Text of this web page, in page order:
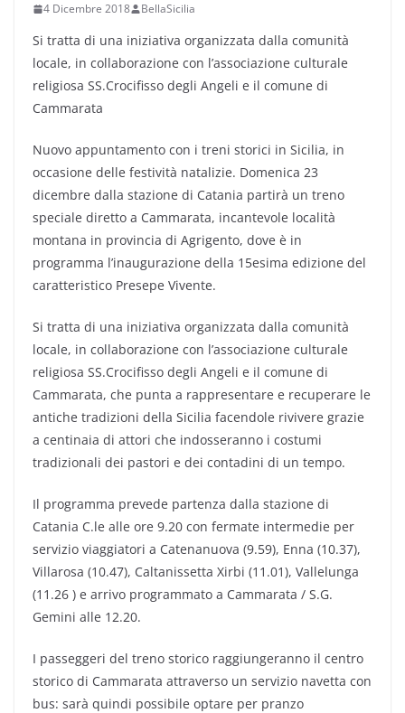
4 Dicembre 2018 BellaSicilia
Si tratta di una iniziativa organizzata dalla comunità
locale, in collaborazione con l’associazione culturale
religiosa SS.Crocifisso degli Angeli e il comune di
Cammarata
Nuovo appuntamento con i treni storici in Sicilia, in
occasione delle festività natalizie. Domenica 23
dicembre dalla stazione di Catania partirà un treno
speciale diretto a Cammarata, incantevole località
montana in provincia di Agrigento, dove è in
programma l’inaugurazione della 15esima edizione del
caratteristico Presepe Vivente.
Si tratta di una iniziativa organizzata dalla comunità
locale, in collaborazione con l’associazione culturale
religiosa SS.Crocifisso degli Angeli e il comune di
Cammarata, che punta a rappresentare e recuperare le
antiche tradizioni della Sicilia facendole rivivere grazie
a centinaia di attori che indosseranno i costumi
tradizionali dei pastori e dei contadini di un tempo.
Il programma prevede partenza dalla stazione di
Catania C.le alle ore 9.20 con fermate intermedie per
servizio viaggiatori a Catenanuova (9.59), Enna (10.37),
Villarosa (10.47), Caltanissetta Xirbi (11.01), Vallelunga
(11.26 ) e arrivo programmato a Cammarata / S.G.
Gemini alle 12.20.
I passeggeri del treno storico raggiungeranno il centro
storico di Cammarata attraverso un servizio navetta con
bus: sarà quindi possibile optare per pranzo